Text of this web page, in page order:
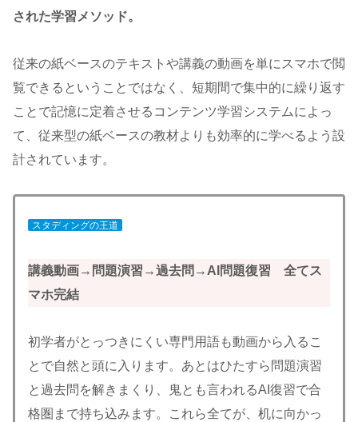
された学習メソッド。
従来の紙ベースのテキストや講義の動画を単にスマホで閲
覧できるということではなく、短期間で集中的に繰り返す
ことで記憶に定着させるコンテンツ学習システムによっ
て、従来型の紙ベースの教材よりも効率的に学べるよう設
計されています。
スタディングの王道
講義動画→問題演習→過去問→AI問題復習 全てス
マホ完結
初学者がとっつきにくい専門用語も動画から入るこ
とで自然と頭に入ります。あとはひたすら問題演習
と過去問を解きまくり、鬼とも言われるAI復習で合
格圏まで持ち込みます。これら全てが、机に向かっ